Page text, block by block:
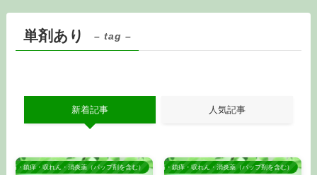
単剤あり – tag –
新着記事 人気記事
鎮痛・鎮痒・収れん・消炎薬（パップ剤を含む） 鎮痛・鎮痒・収れん・消炎薬（パップ剤を含む）